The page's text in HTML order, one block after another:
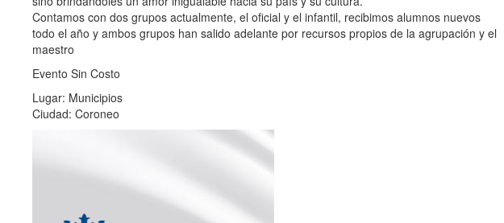
Contamos con dos grupos actualmente, el oficial y el infantil, recibimos alumnos nuevos
todo el año y ambos grupos han salido adelante por recursos propios de la agrupación y el
maestro
Evento Sin Costo
Lugar: Municipios
Ciudad: Coroneo